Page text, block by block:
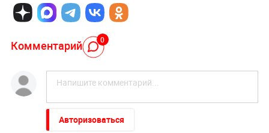
Комментарий 0
Авторизоваться